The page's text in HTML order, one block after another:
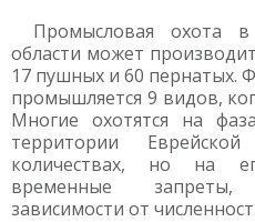
Промысловая охота
области может
17 пушных и 60 пернатых.
промышляется 9 видов,
Многие охотятся на
территории
количествах, но на
временные
зависимости от